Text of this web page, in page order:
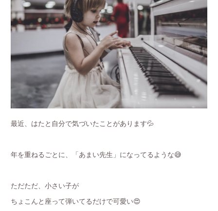
最近、はたと自分で気づいたことがあります💦
年を重ねるごとに、「あまい先生」になってるような😅
ただただ、小さい子が
ちょこんと座って弾いてるだけで可愛い😍